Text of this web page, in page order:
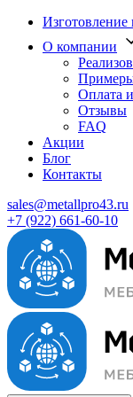
Изготовление
О компании
Оплата и
Отзывы
FAQ
Акции
Блог
Контакты
sales@metallpro43.ru
+7 (922) 661-60-10